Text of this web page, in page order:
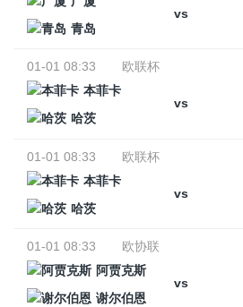
vs
青岛
01-01 08:33
欧联杯
本菲卡
vs
哈茨
01-01 08:33
欧联杯
本菲卡
vs
哈茨
01-01 08:33
欧协联
阿贾克斯
vs
谢尔伯恩